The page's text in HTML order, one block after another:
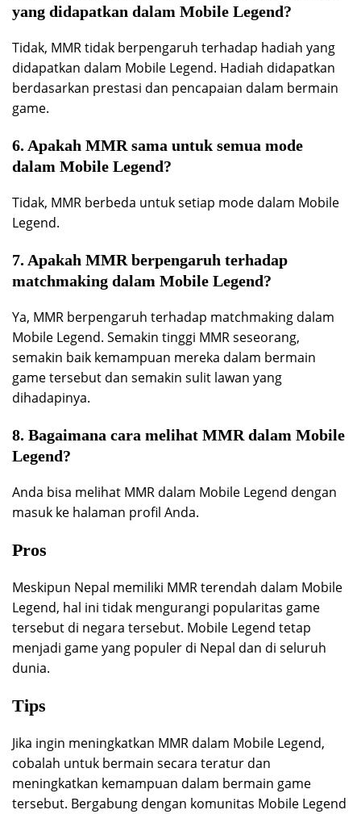
yang didapatkan dalam Mobile Legend?
Tidak, MMR tidak berpengaruh terhadap hadiah yang
didapatkan dalam Mobile Legend. Hadiah didapatkan
berdasarkan prestasi dan pencapaian dalam bermain
game.
6. Apakah MMR sama untuk semua mode
dalam Mobile Legend?
Tidak, MMR berbeda untuk setiap mode dalam Mobile
Legend.
7. Apakah MMR berpengaruh terhadap
matchmaking dalam Mobile Legend?
Ya, MMR berpengaruh terhadap matchmaking dalam
Mobile Legend. Semakin tinggi MMR seseorang,
semakin baik kemampuan mereka dalam bermain
game tersebut dan semakin sulit lawan yang
dihadapinya.
8. Bagaimana cara melihat MMR dalam Mobile
Legend?
Anda bisa melihat MMR dalam Mobile Legend dengan
masuk ke halaman profil Anda.
Pros
Meskipun Nepal memiliki MMR terendah dalam Mobile
Legend, hal ini tidak mengurangi popularitas game
tersebut di negara tersebut. Mobile Legend tetap
menjadi game yang populer di Nepal dan di seluruh
dunia.
Tips
Jika ingin meningkatkan MMR dalam Mobile Legend,
cobalah untuk bermain secara teratur dan
meningkatkan kemampuan dalam bermain game
tersebut. Bergabung dengan komunitas Mobile Legend